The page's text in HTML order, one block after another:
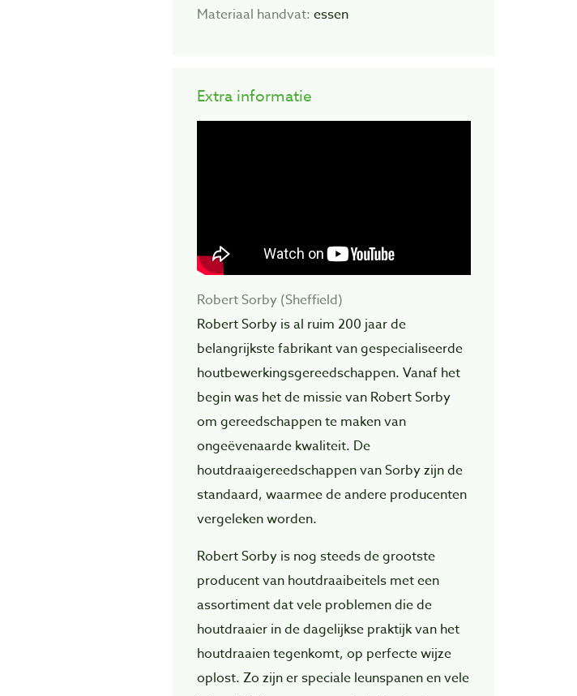
Materiaal handvat: essen
Extra informatie
Robert Sorby (Sheffield)
Robert Sorby is al ruim 200 jaar de
belangrijkste fabrikant van gespecialiseerde
houtbewerkingsgereedschappen. Vanaf het
begin was het de missie van Robert Sorby
om gereedschappen te maken van
ongeëvenaarde kwaliteit. De
houtdraaigereedschappen van Sorby zijn de
standaard, waarmee de andere producenten
vergeleken worden.
Robert Sorby is nog steeds de grootste
producent van houtdraaibeitels met een
assortiment dat vele problemen die de
houtdraaier in de dagelijkse praktijk van het
houtdraaien tegenkomt, op perfecte wijze
oplost. Zo zijn er speciale leunspanen en vele